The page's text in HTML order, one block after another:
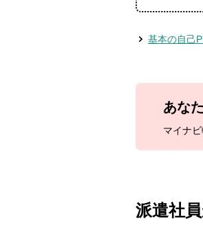
基本の自己
あな
マイナ
派遣社